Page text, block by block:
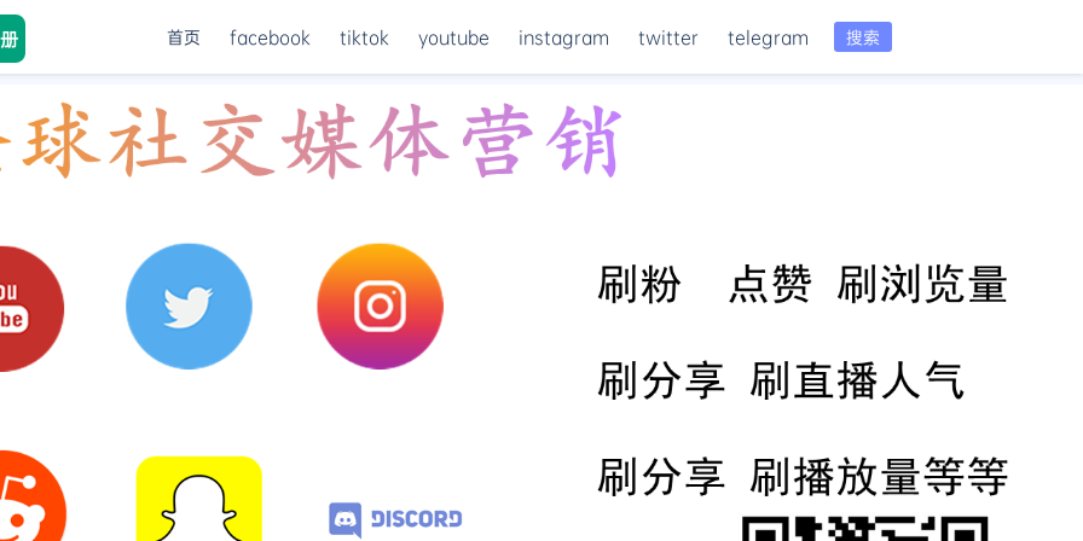
搜索
首页 facebook tiktok youtube instagram twitter telegram